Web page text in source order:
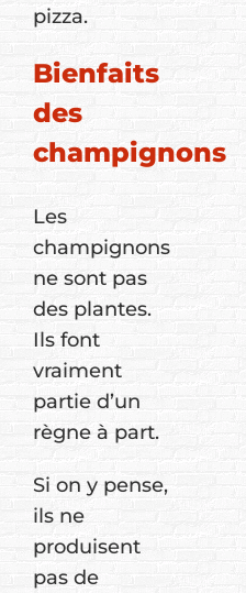
pizza.
Bienfaits
des
champignons
Les
champignons
ne sont pas
des plantes.
Ils font
vraiment
partie d’un
règne à part.
Si on y pense,
ils ne
produisent
pas de